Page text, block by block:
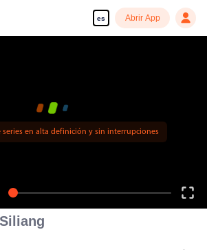
es Abrir App
series en alta definición y sin interrupciones